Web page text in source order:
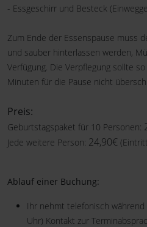
- Essgeschirr und Besteck
Zum Ende der Essenspause muss
und sauber hinterlassen werden,
Verfügung. Die Verpflegung sollte
Minuten für die Pause nicht
Preis:
Geburtstagspaket für 10 Personen:
Jede weitere Person: 24,90€
Ablauf einer Buchung:
Ihr nehmt telefonisch
Uhr) Kontakt zur